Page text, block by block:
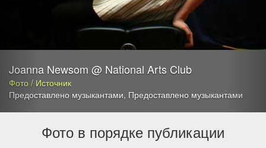
Joanna Newsom @ National Arts Club
Фото / Источник
Предоставлено музыкантами, Предоставлено музыкантами
Фото в порядке публикации